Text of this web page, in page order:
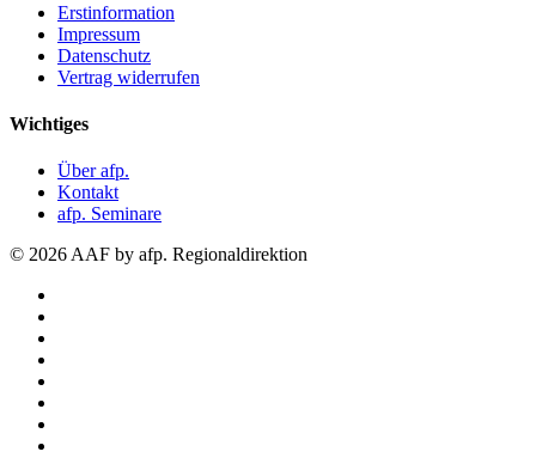
Erstinformation
Impressum
Datenschutz
Vertrag widerrufen
Wichtiges
Über afp.
Kontakt
afp. Seminare
© 2026 AAF by afp. Regionaldirektion